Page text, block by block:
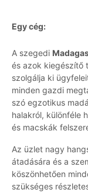
Egy cég:
A szegedi
és azok kiegészítő
szolgálja ki
minden gazdi
szó egzotikus
halakról, különféle
és macskák
Az üzlet nagy
átadására és a
köszönhetően
szükséges